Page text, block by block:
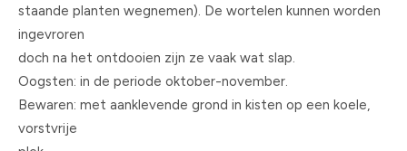
staande planten wegnemen). De wortelen kunnen worden
ingevroren
doch na het ontdooien zijn ze vaak wat slap.
Oogsten: in de periode oktober-november.
Bewaren: met aanklevende grond in kisten op een koele,
vorstvrije